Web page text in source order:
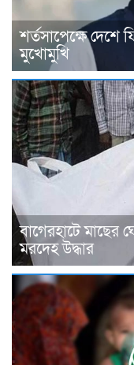
শর্তসাপেক্ষে দেশে
মুখোমুখি
বাগেরহাটে মাছের
মরদেহ উদ্ধার